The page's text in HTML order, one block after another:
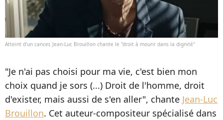
Atteint d'un cancer, Jean-Luc Brouillon chante le "droit à mourir dans la dignité"
"Je n'ai pas choisi pour ma vie, c'est bien mon
choix quand je sors (...) Droit de l'homme, droit
d'exister, mais aussi de s'en aller", chante Jean-Luc
Brouillon. Cet auteur-compositeur spécialisé dans